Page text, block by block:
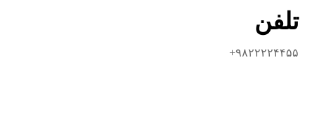
تلفن
۹۸۲۲۲۲۴۴۵۵+